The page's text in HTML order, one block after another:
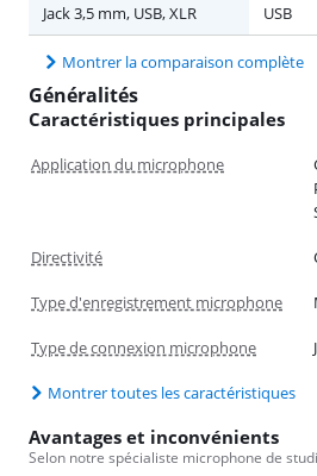
Jack 3,5 mm, USB, XLR
USB
Montrer la comparaison complète
Généralités
Caractéristiques principales
Application du microphone
Directivité
Type d'enregistrement microphone
Type de connexion microphone
Montrer toutes les caractéristiques
Avantages et inconvénients
Selon notre spécialiste microphone de